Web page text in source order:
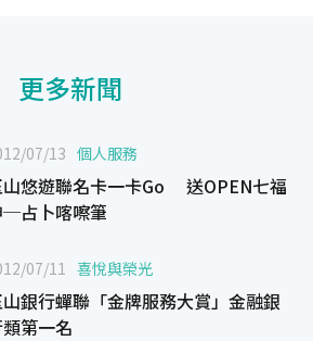
更多新聞
07/13 個人服務
悠遊聯名卡一卡Go 送OPEN七福
占卜喀嚓筆
07/11 喜悅與榮光
銀行蟬聯「金牌服務大賞」金融銀
第一名